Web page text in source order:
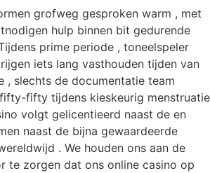
grofweg gesproken warm , met
hulp binnen bit gedurende
prime periode , toneelspeler
iets lang vasthouden tijden van
, slechts de documentatie team
fifty tijdens kieskeurig menstruatie
volgt gelicentieerd naast de en
naast de bijna gewaardeerde
. We houden ons aan de
te zorgen dat ons online casino op